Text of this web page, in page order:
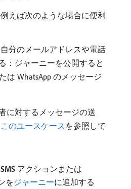
えば次のような場合に便利
分のメールアドレスや電話
：ジャーニーを公開すると
は WhatsApp のメッセージ
に対するメッセージの送
このユースケース を参照して
SMS アクションまたは
をジャーニーに追加する